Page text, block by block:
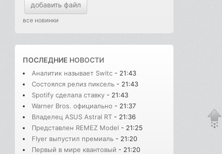
добавить файл
все новинки
ПОСЛЕДНИЕ НОВОСТИ
Аналитик называет Switc - 21:43
Состоялся релиз пиксель - 21:43
Spotify сделала ставку - 21:43
Warner Bros. официально - 21:37
Владелец ASUS Astral RT - 21:36
Представлен REMEZ Model - 21:25
Flyer выпустил премиаль - 21:20
Первый в мире квантовый - 21:20